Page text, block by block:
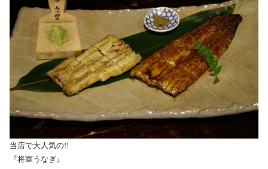
当店で大人気の!!
『将軍うなぎ』